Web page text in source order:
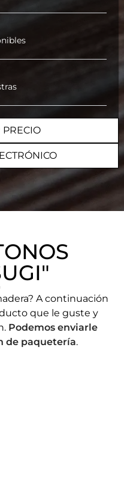
PRECIO
A continuación
que le guste y
Podemos enviarle
de paquetería.